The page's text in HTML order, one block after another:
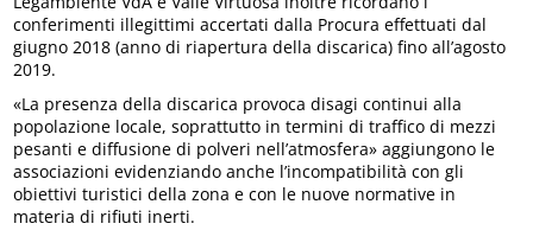
conferimenti illegittimi accertati dalla Procura effettuati dal
giugno 2018 (anno di riapertura della discarica) fino all’agosto
2019.
«La presenza della discarica provoca disagi continui alla
popolazione locale, soprattutto in termini di traffico di mezzi
pesanti e diffusione di polveri nell’atmosfera» aggiungono le
associazioni evidenziando anche l’incompatibilità con gli
obiettivi turistici della zona e con le nuove normative in
materia di rifiuti inerti.